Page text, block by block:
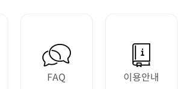
FAQ 이용안내